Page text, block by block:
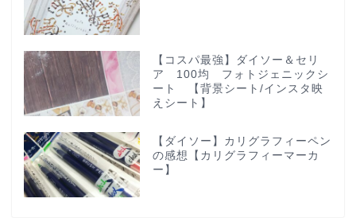
【コスパ最強】ダイソー＆セリ
ア 100均 フォトジェニックシ
ート 【背景シート/インスタ映
えシート】
【ダイソー】カリグラフィーペン
の感想【カリグラフィーマーカ
ー】